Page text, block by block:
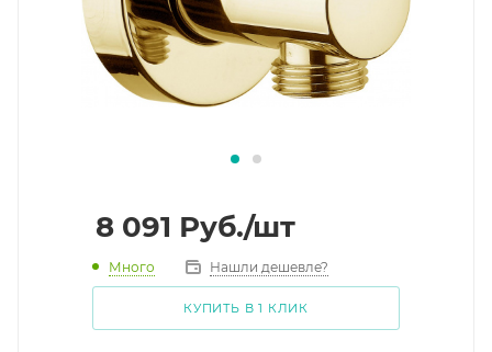
8 091 Руб./шт
Много Нашли дешевле?
КУПИТЬ В 1 КЛИК